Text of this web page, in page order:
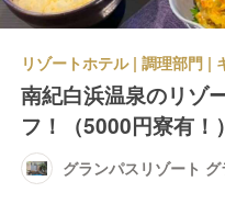
南紀白浜温泉のリゾ
フ！（5000円寮有！）
グランパスリゾート